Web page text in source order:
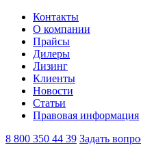
Контакты
О компании
Прайсы
Дилеры
Лизинг
Клиенты
Новости
Статьи
Правовая информация
8 800 350 44 39 Задать